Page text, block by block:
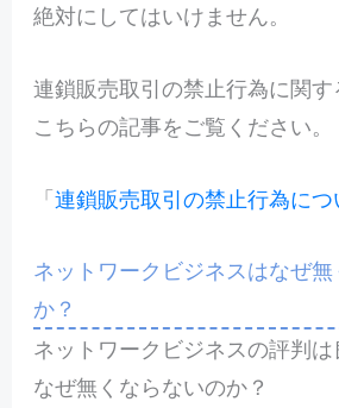
絶対にしてはいけません。
連鎖販売取引の禁止行為に関す
こちらの記事をご覧ください。
「連鎖販売取引の禁止行為につ
ネットワークビジネスはなぜ
か？
ネットワークビジネスの評判は
なぜ無くならないのか？